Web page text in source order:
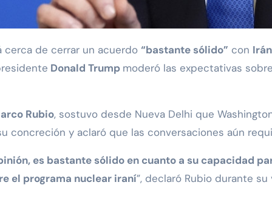
de cerrar un acuerdo “bastante sólido” con Irán
Donald Trump moderó las expectativas
Rubio, sostuvo desde Nueva Delhi que
concreción y aclaró que las conversaciones aún
es bastante sólido en cuanto a su capacidad
el programa nuclear iraní”, declaró Rubio durante